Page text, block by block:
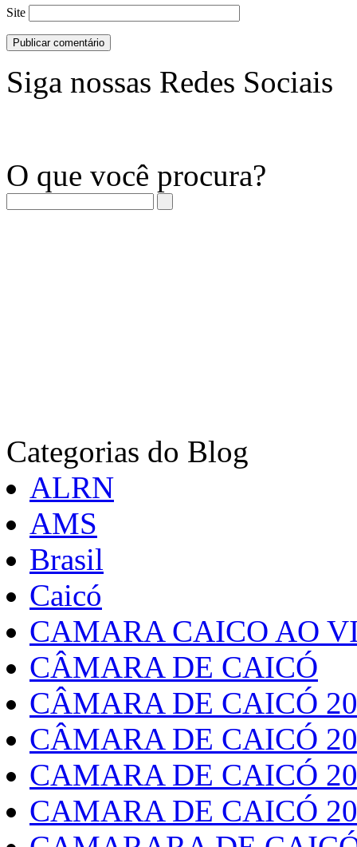
Site
Siga nossas Redes Sociais
O que você procura?
Categorias do Blog
ALRN
AMS
Brasil
Caicó
CAMARA CAICO AO
CÂMARA DE CAICÓ
CÂMARA DE CAICÓ
CÂMARA DE CAICÓ
CAMARA DE CAICÓ
CAMARA DE CAICÓ